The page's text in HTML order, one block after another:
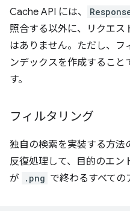
Cache API には、
照合する以外に、リクエス
はありません。ただし、フ
ンデックスを作成すること
す。
フィルタリング
独自の検索を実装する方法
反復処理して、目的のエン
が
.png で終わるすべての